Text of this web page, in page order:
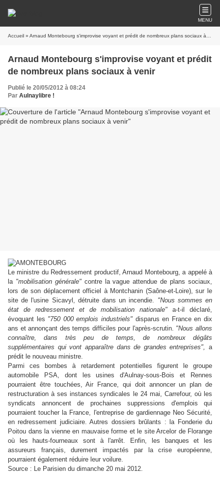
MENU
Accueil » Arnaud Montebourg s'improvise voyant et prédit de nombreux plans sociaux à venir
Arnaud Montebourg s'improvise voyant et prédit
de nombreux plans sociaux à venir
Publié le 20/05/2012 à 08:24
Par Aulnaylibre !
Le ministre du Redressement productif, Arnaud Montebourg, a appelé à
la "mobilisation générale"contre la vague attendue de plans sociaux,
lors de son déplacement officiel à Montchanin (Saône-et-Loire), sur le
site de l'usine Sicavyl, détruite dans un incendie. "Nous sommes en
état de redressement et de mobilisation nationale" a-t-il déclaré,
évoquant les "750 000 emplois industriels" disparus en France en dix
ans et annonçant des temps difficiles pour l'après-scrutin. "Nous allons
connaître, dans très peu de temps, de nombreux dégâts
supplémentaires qui vont apparaître dans de grandes entreprises", a
prédit le nouveau ministre.
Parmi ces bombes à retardement potentielles figurent le groupe
automobile PSA, dont les usines d'Aulnay-sous-Bois et Rennes
pourraient être touchées, Air France, qui doit annoncer un plan de
restructuration à ses instances syndicales le 24 mai, Carrefour, où les
syndicats annoncent de prochaines suppressions d'emplois qui
pourraient toucher la France, l'entreprise de gardiennage Neo Sécurité,
en redressement judiciaire. Autres dossiers brûlants : la Fonderie du
Poitou dans la vienne en mauvaise forme et le site Arcelor de Florange
où les hauts-fourneaux sont à l'arrêt. Enfin, les banques et les
assureurs français, durement impactés par la crise européenne,
pourraient également réduire leur voilure.
Source : Le Parisien du dimanche 20 mai 2012.